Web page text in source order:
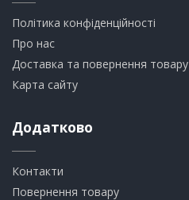
Політика конфіденційності
Про нас
Доставка та повернення товару
Карта сайту
Додатково
Контакти
Повернення товару